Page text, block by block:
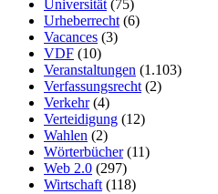
Universität (75)
Urheberrecht (6)
Vacances (3)
VDF (10)
Veranstaltungen (1.103)
Verfassungsrecht (2)
Verkehr(4)
Verteidigung (12)
Wahlen (2)
Wörterbücher(11)
Web 2.0 (297)
Wirtschaft (118)